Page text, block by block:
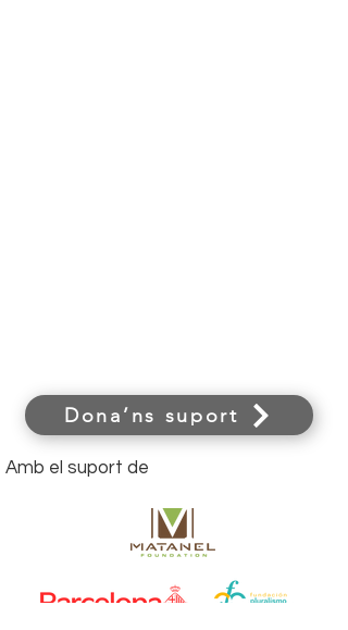
Dona’ns suport
Amb el suport de